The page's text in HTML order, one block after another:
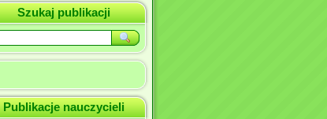
Szukaj publikacji
Publikacje nauczycieli